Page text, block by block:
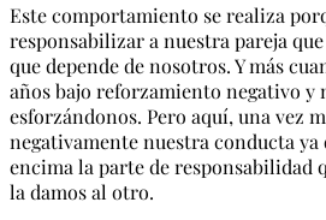
Este comportamiento se realiza
responsabilizar a nuestra pareja
que depende de nosotros. Y más
años bajo reforzamiento negativo y
esforzándonos. Pero aquí, una vez
negativamente nuestra conducta ya
encima la parte de responsabilidad
la damos al otro.